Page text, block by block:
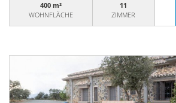
400 m²
WOHNFLÄCHE
11
ZIMMER